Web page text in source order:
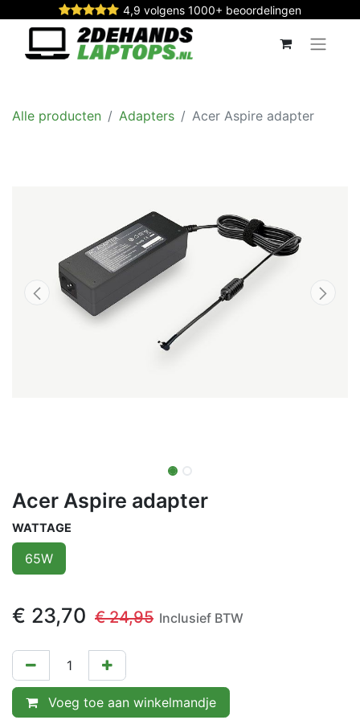
4,9 volgens 1000+ beoordelingen
Alle producten Adapters Acer Aspire adapter
Acer Aspire adapter
WATTAGE
65W
€ 23,70 €24,95 Inclusief BTW
Voeg toe aan winkelmandje